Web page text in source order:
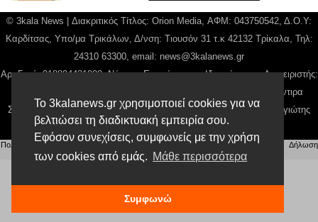
Το 3kalanews.gr χρησιμοποιεί cookies για να
βελτιώσει τη διαδικτυακή εμπειρία σου.
Εφόσον συνεχίσεις, συμφωνείς με την χρήση
των cookies από εμάς. Μάθε περισσότερα
Συμφωνώ
© 3kala News | Διακριτικός Τίτλος: Orion Media, ΑΦΜ: 043750542, Δ.Ο.Υ:
Καρδίτσας, Υπο/μα Τρικάλων, Δ/νση: Τιουσόν 31 τ.κ 42132 Τρίκαλα, Τηλ:
24310 63300, email: news@3kalanews.gr
Αρ. Γεμή: 018804431000, Νόμιμος Εκπρόσωπος, Ιδιοκτήτης και Διαχειριστής:
Παναγιώτης Φιλίππου, Διευθύντρια: Γιαννουσά Βασιλική, Διευθύντιρα
Σύνταξης: Μπαλαμπάνη Βασιλική. Δικαιούχος domain name Παναγιώτης
Φιλίππου
Πολιτική απορρήτου Αίτηση Διαχείρισης Προσωπικών Δεδομένων |Όροι χρήσης
Δήλωση
Συμμόρφωσης